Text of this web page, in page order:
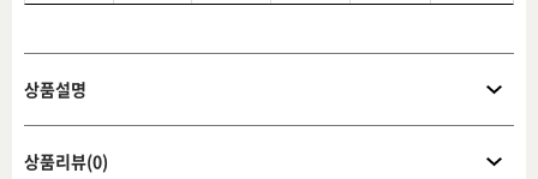
상품설명
상품리뷰(0)